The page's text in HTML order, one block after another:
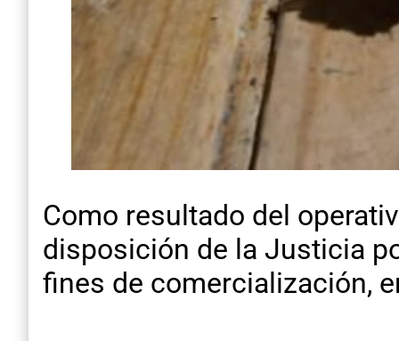
Como resultado del
disposición de la Justicia
fines de comercialización,